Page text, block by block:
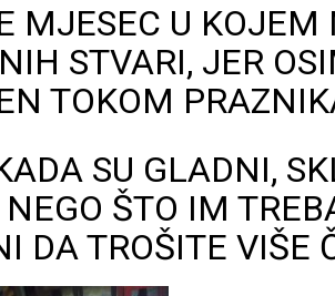
MJESEC U KOJEM
STVARI, JER
TOKOM
SU GLADNI,
ŠTO IM
DA TROŠITE VIŠE